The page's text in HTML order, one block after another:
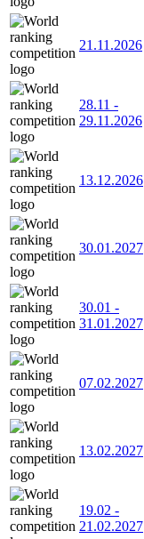
21.11.2026
28.11 -
29.11.2026
13.12.2026
30.01.2027
30.01 -
31.01.2027
07.02.2027
13.02.2027
19.02 -
21.02.2027